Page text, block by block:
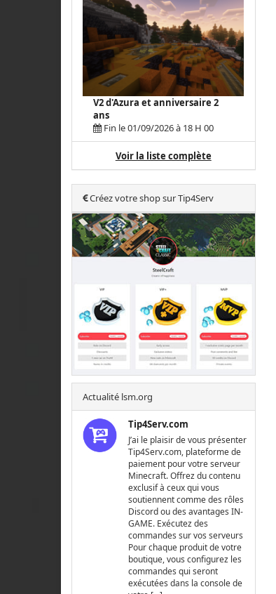
V2 d'Azura et anniversaire 2
ans
Fin le 01/09/2026 à 18 H 00
Voir la liste complète
Créez votre shop sur Tip4Serv
Actualité lsm.org
Tip4Serv.com
J’ai le plaisir de vous présenter
Tip4Serv.com, plateforme de
paiement pour votre serveur
Minecraft. Offrez du contenu
exclusif à ceux qui vous
soutiennent comme des rôles
Discord ou des avantages IN-
GAME. Exécutez des
commandes sur vos serveurs
Pour chaque produit de votre
boutique, vous configurez les
commandes qui seront
exécutées dans la console de